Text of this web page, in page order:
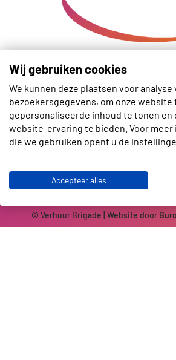
Contact
Slotenmakerstraat 30
2672 GD Naaldwijk
info@verhuurbrigade.nl
© Verhuur Brigade | Website door
Wij gebruiken cookies
We kunnen deze plaatsen voor analyse
bezoekersgegevens, om onze
gepersonaliseerde inhoud te tonen en
website-ervaring te bieden. Voor
die we gebruiken opent u de
Accepteer alles